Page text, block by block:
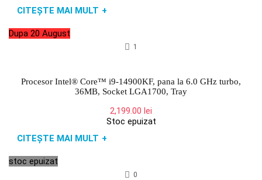
CITEȘTE MAI MULT +
Dupa 20 August
1
Procesor Intel® Core™ i9-14900KF, pana la 6.0 GHz turbo,
36MB, Socket LGA1700, Tray
2,199.00 lei
Stoc epuizat
CITEȘTE MAI MULT +
stoc epuizat
0